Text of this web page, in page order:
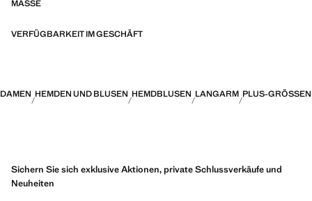
MASSE
VERFÜGBARKEIT IM GESCHÄFT
DAMEN HEMDEN UND BLUSEN HEMDBLUSEN LANGARM PLUS-GRÖSSEN
Sichern Sie sich exklusive Aktionen, private Schlussverkäufe und
Neuheiten